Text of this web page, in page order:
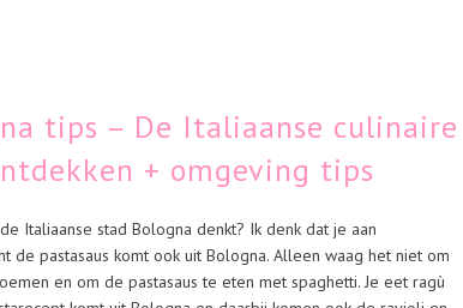
tips – De Italiaanse culinaire
+ omgeving tips
Italiaanse stad Bologna denkt? Ik denk dat je aan
de pastasaus komt ook uit Bologna. Alleen waag het niet om
en om de pastasaus te eten met spaghetti. Je eet ragù